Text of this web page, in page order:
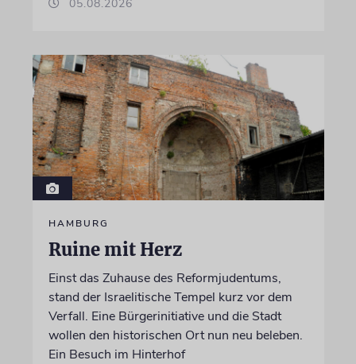
05.08.2026
HAMBURG
Ruine mit Herz
Einst das Zuhause des Reformjudentums,
stand der Israelitische Tempel kurz vor dem
Verfall. Eine Bürgerinitiative und die Stadt
wollen den historischen Ort nun neu beleben.
Ein Besuch im Hinterhof